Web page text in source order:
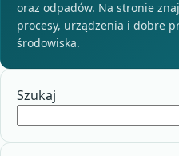
oraz odpadów. Na stronie
procesy, urządzenia i dobre
środowiska.
Szukaj